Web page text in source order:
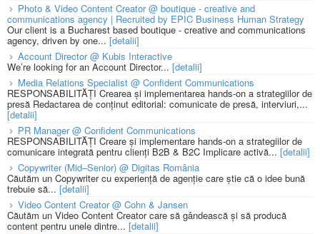
Photo & Video Content Creator @ boutique - creative and
communications agency | Recruited by EPIC Business Human Strategy
Our client is a Bucharest based boutique - creative and communications
agency, driven by one... [detalii]
Account Director @ Kubis Interactive
We’re looking for an Account Director... [detalii]
Media Relations Specialist @ Confident Communications
RESPONSABILITĂȚI Crearea și implementarea hands-on a strategiilor de
presă Redactarea de conținut editorial: comunicate de presă, interviuri,...
[detalii]
PR Manager @ Confident Communications
RESPONSABILITĂȚI Creare și implementare hands-on a strategiilor de
comunicare integrată pentru clienți B2B & B2C Implicare activă... [detalii]
Copywriter (Mid–Senior) @ Digitas România
Căutăm un Copywriter cu experiență de agenție care știe că o idee bună
trebuie să... [detalii]
Video Content Creator @ Cohn & Jansen
Căutăm un Video Content Creator care să gândească și să producă
content pentru unele dintre... [detalii]